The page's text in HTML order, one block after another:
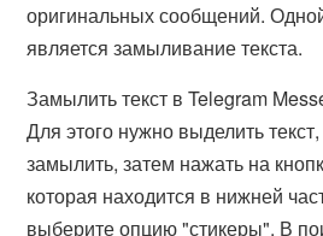
оригинальных сообщений.
является замыливание текста.
Замылить текст в Telegram
Для этого нужно выделить
замылить, затем нажать на
которая находится в нижней
выберите опцию "стикеры". В